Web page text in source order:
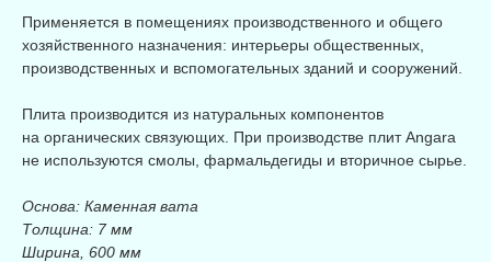
Применяется в помещениях производственного и общего
хозяйственного назначения: интерьеры общественных,
производственных и вспомогательных зданий и сооружений.
Плита производится из натуральных компонентов
на органических связующих. При производстве плит Angara
не используются смолы, фармальдегиды и вторичное сырье.
Основа: Каменная вата
Толщина: 7 мм
Ширина, 600 мм